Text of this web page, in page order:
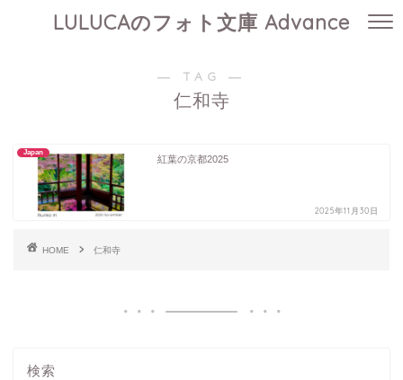
LULUCAのフォト文庫 Advance
― TAG ―
仁和寺
Japan
紅葉の京都2025
2025年11月30日
HOME 仁和寺
検索